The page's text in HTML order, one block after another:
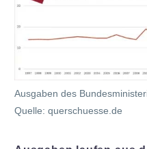
Ausgaben des
Quelle: querschuesse.de